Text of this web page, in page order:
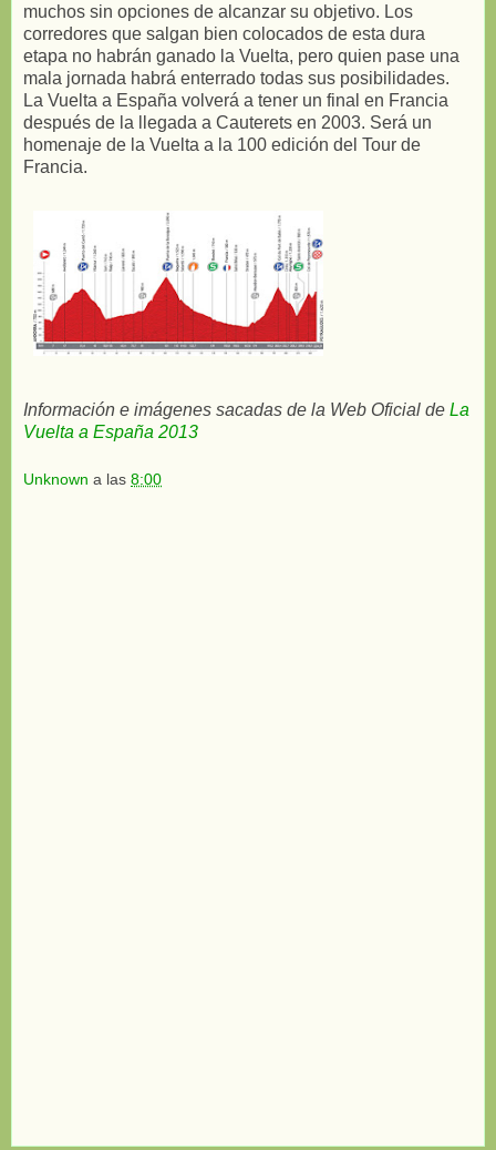
muchos sin opciones de alcanzar su objetivo. Los
corredores que salgan bien colocados de esta dura
etapa no habrán ganado la Vuelta, pero quien pase una
mala jornada habrá enterrado todas sus posibilidades.
La Vuelta a España volverá a tener un final en Francia
después de la llegada a Cauterets en 2003. Será un
homenaje de la Vuelta a la 100 edición del Tour de
Francia.
Información e imágenes sacadas de la Web Oficial de La
Vuelta a España 2013
Unknown a las 8:00